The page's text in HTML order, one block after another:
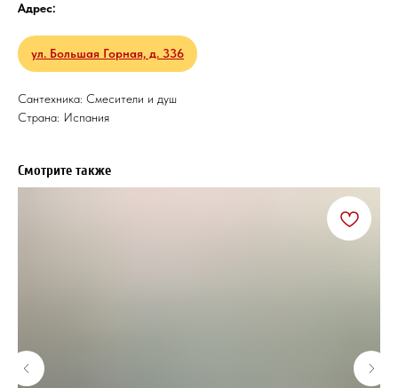
Адрес:
ул. Большая Горная, д. 336
Сантехника: Смесители и душ
Страна: Испания
Смотрите также